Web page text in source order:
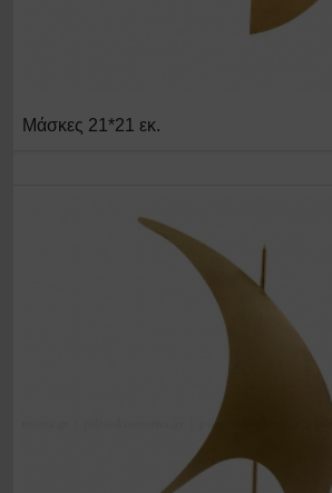
Μάσκες 21*21 εκ.